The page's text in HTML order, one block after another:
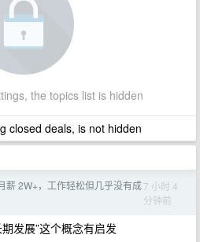
the topics list is hidden
closed deals, is not hidden
薪 2W+，工作轻松但几乎没有成7 小时 4
分钟前
发展”这个概念有启发